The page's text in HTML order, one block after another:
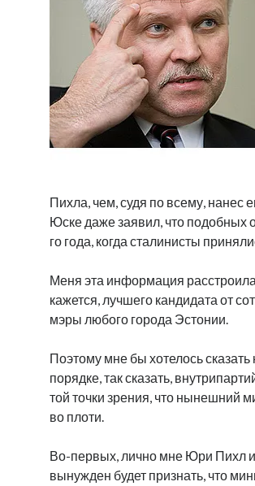
Пихла, чем, судя по всему, нанес
Юске даже заявил, что подобных
го года, когда сталинисты
Меня эта информация
кажется, лучшего кандидата от
мэры любого города Эстонии.
Поэтому мне бы хотелось
порядке, так сказать,
той точки зрения, что нынешний
во плоти.
Во-первых, лично мне Юри Пихл
вынужден будет признать, что